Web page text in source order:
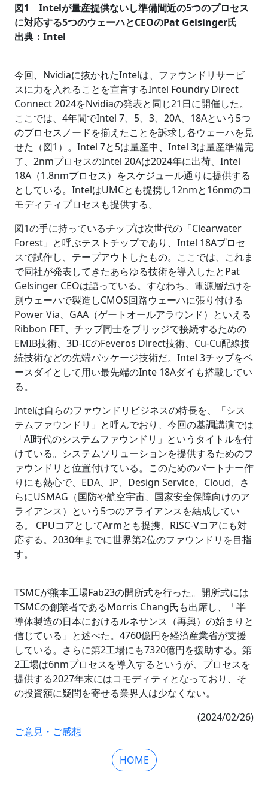
図1 Intelが量産提供ないし準備間近の5つのプロセス
に対応する5つのウェーハとCEOのPat Gelsinger氏
出典：Intel
今回、Nvidiaに抜かれたIntelは、ファウンドリサービ
スに力を入れることを宣言するIntel Foundry Direct
Connect 2024をNvidiaの発表と同じ21日に開催した。
ここでは、4年間でIntel 7、5、3、20A、18Aという5つ
のプロセスノードを揃えたことを訴求し各ウェーハを見
せた（図1）。Intel 7と5は量産中、Intel 3は量産準備完
了、2nmプロセスのIntel 20Aは2024年に出荷、Intel
18A（1.8nmプロセス）をスケジュール通りに提供する
としている。IntelはUMCとも提携し12nmと16nmのコ
モディティプロセスも提供する。
図1の手に持っているチップは次世代の「Clearwater
Forest」と呼ぶテストチップであり、Intel 18Aプロセ
スで試作し、テープアウトしたもの。ここでは、これま
で同社が発表してきたあらゆる技術を導入したとPat
Gelsinger CEOは語っている。すなわち、電源層だけを
別ウェーハで製造しCMOS回路ウェーハに張り付ける
Power Via、GAA（ゲートオールアラウンド）といえる
Ribbon FET、チップ同士をブリッジで接続するための
EMIB技術、3D-ICのFeveros Direct技術、Cu-Cu配線接
続技術などの先端パッケージ技術だ。Intel 3チップをベ
ースダイとして用い最先端のInte 18Aダイも搭載してい
る。
Intelは自らのファウンドリビジネスの特長を、「シス
テムファウンドリ」と呼んでおり、今回の基調講演では
「AI時代のシステムファウンドリ」というタイトルを付
けている。システムソリューションを提供するためのフ
ァウンドリと位置付けている。このためのパートナー作
りにも熱心で、EDA、IP、Design Service、Cloud、さ
らにUSMAG（国防や航空宇宙、国家安全保障向けのア
ライアンス）という5つのアライアンスを結成してい
る。 CPUコアとしてArmとも提携、RISC-Vコアにも対
応する。2030年までに世界第2位のファウンドリを目指
す。
TSMCが熊本工場Fab23の開所式を行った。開所式には
TSMCの創業者であるMorris Chang氏も出席し、「半
導体製造の日本におけるルネサンス（再興）の始まりと
信じている」と述べた。4760億円を経済産業省が支援
している。さらに第2工場にも7320億円を援助する。第
2工場は6nmプロセスを導入するというが、プロセスを
提供する2027年末にはコモディティとなっており、そ
の投資額に疑問を寄せる業界人は少なくない。
(2024/02/26)
ご意見・ご感想
HOME